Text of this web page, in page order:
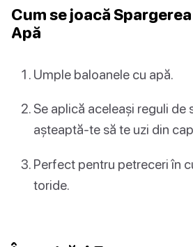
Cum se joacă
Apă
Umple baloanele cu apă.
Se aplică aceleași reguli
așteaptă-te să te uzi din
Perfect pentru petreceri în
toride.